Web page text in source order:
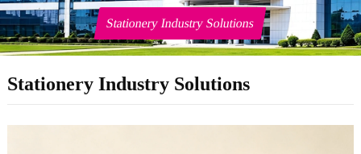
Stationery Industry Solutions
Stationery Industry Solutions